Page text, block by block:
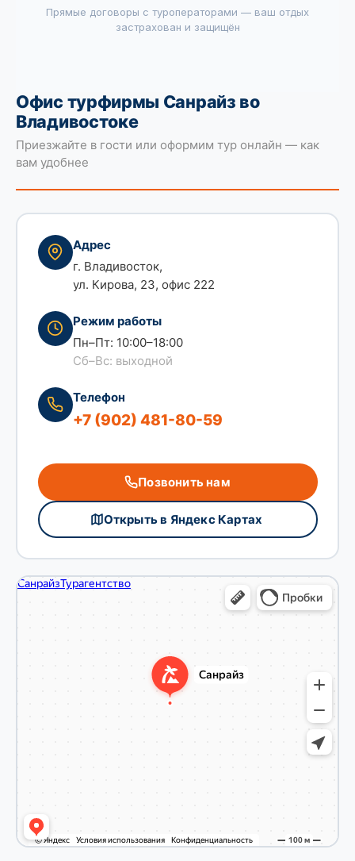
Прямые договоры с туроператорами — ваш отдых
застрахован и защищён
Офис турфирмы Санрайз во
Владивостоке
Приезжайте в гости или оформим тур онлайн — как
вам удобнее
Адрес
г. Владивосток,
ул. Кирова, 23, офис 222
Режим работы
Пн–Пт: 10:00–18:00
Сб–Вс: выходной
Телефон
+7 (902) 481-80-59
Позвонить нам
Открыть в Яндекс Картах